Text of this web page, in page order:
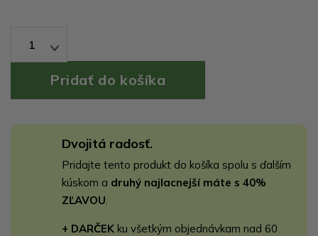
1
Dvojitá radosť.
Pridajte tento produkt do košíka spolu s ďalším
kúskom a druhý najlacnejší máte s 40%
ZĽAVOU
+ DARČEK ku všetkým objednávkam nad 60